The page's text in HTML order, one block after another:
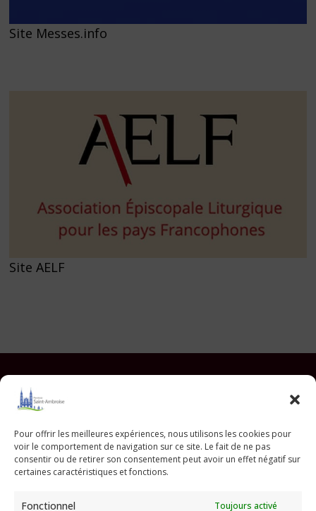
Pour offrir les meilleures expériences, nous utilisons les cookies pour
voir le comportement de navigation sur ce site. Le fait de ne pas
consentir ou de retirer son consentement peut avoir un effet négatif sur
certaines caractéristiques et fonctions.
Fonctionnel Toujours activé
Site Messes.info
Site AELF
Paroisse Saint Ambroise
33 avenue Parmentier - 75011 Paris